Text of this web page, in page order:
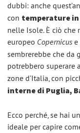
dubbi: anche
con temperature
nelle Isole. È ciò che
europeo Copernicus e
sembrerebbe che da
potrebbero superare
zone d’Italia, con
interne di Puglia,
Ecco perché, se hai
ideale per capire